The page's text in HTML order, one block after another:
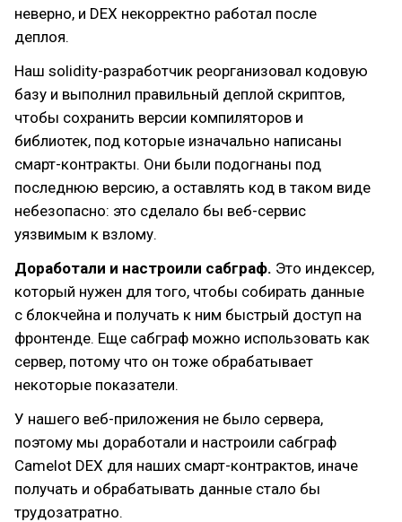
неверно, и DEX некорректно работал после
деплоя.
Наш solidity-разработчик реорганизовал кодовую
базу и выполнил правильный деплой скриптов,
чтобы сохранить версии компиляторов и
библиотек, под которые изначально написаны
смарт-контракты. Они были подогнаны под
последнюю версию, а оставлять код в таком виде
небезопасно: это сделало бы веб-сервис
уязвимым к взлому.
Доработали и настроили сабграф. Это индексер,
который нужен для того, чтобы собирать данные
с блокчейна и получать к ним быстрый доступ на
фронтенде. Еще сабграф можно использовать как
сервер, потому что он тоже обрабатывает
некоторые показатели.
У нашего веб-приложения не было сервера,
поэтому мы доработали и настроили сабграф
Camelot DEX для наших смарт-контрактов, иначе
получать и обрабатывать данные стало бы
трудозатратно.